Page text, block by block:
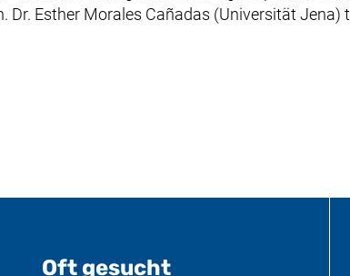
Dr. Esther Morales Cañadas (Universität Jena)
Oft gesucht